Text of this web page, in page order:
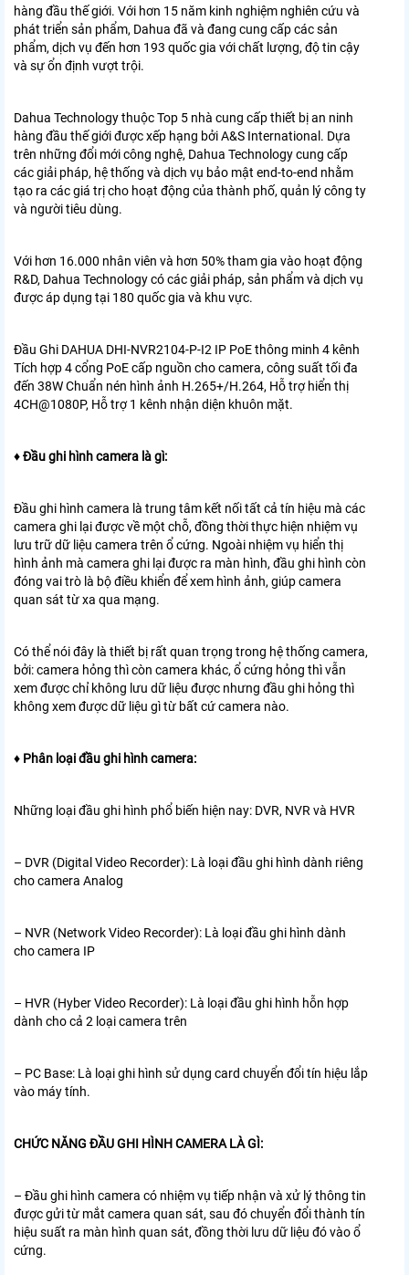
hàng đầu thế giới. Với hơn 15 năm kinh nghiệm nghiên cứu và
phát triển sản phẩm, Dahua đã và đang cung cấp các sản
phẩm, dịch vụ đến hơn 193 quốc gia với chất lượng, độ tin cậy
và sự ổn định vượt trội.
Dahua Technology thuộc Top 5 nhà cung cấp thiết bị an ninh
hàng đầu thế giới được xếp hạng bởi A&S International. Dựa
trên những đổi mới công nghệ, Dahua Technology cung cấp
các giải pháp, hệ thống và dịch vụ bảo mật end-to-end nhằm
tạo ra các giá trị cho hoạt động của thành phố, quản lý công ty
và người tiêu dùng.
Với hơn 16.000 nhân viên và hơn 50% tham gia vào hoạt động
R&D, Dahua Technology có các giải pháp, sản phẩm và dịch vụ
được áp dụng tại 180 quốc gia và khu vực.
Đầu Ghi DAHUA DHI-NVR2104-P-I2 IP PoE thông minh 4 kênh
Tích hợp 4 cổng PoE cấp nguồn cho camera, công suất tối đa
đến 38W Chuẩn nén hình ảnh H.265+/H.264, Hỗ trợ hiển thị
4CH@1080P, Hỗ trợ 1 kênh nhận diện khuôn mặt.
♦ Đầu ghi hình camera là gì:
Đầu ghi hình camera là trung tâm kết nối tất cả tín hiệu mà các
camera ghi lại được về một chỗ, đồng thời thực hiện nhiệm vụ
lưu trữ dữ liệu camera trên ổ cứng. Ngoài nhiệm vụ hiển thị
hình ảnh mà camera ghi lại được ra màn hình, đầu ghi hình còn
đóng vai trò là bộ điều khiển để xem hình ảnh, giúp camera
quan sát từ xa qua mạng.
Có thể nói đây là thiết bị rất quan trọng trong hệ thống camera,
bởi: camera hỏng thì còn camera khác, ổ cứng hỏng thì vẫn
xem được chỉ không lưu dữ liệu được nhưng đầu ghi hỏng thì
không xem được dữ liệu gì từ bất cứ camera nào.
♦ Phân loại đầu ghi hình camera:
Những loại đầu ghi hình phổ biến hiện nay: DVR, NVR và HVR
– DVR (Digital Video Recorder): Là loại đầu ghi hình dành riêng
cho camera Analog
– NVR (Network Video Recorder): Là loại đầu ghi hình dành
cho camera IP
– HVR (Hyber Video Recorder): Là loại đầu ghi hình hỗn hợp
dành cho cả 2 loại camera trên
– PC Base: Là loại ghi hình sử dụng card chuyển đổi tín hiệu lắp
vào máy tính.
CHỨC NĂNG ĐẦU GHI HÌNH CAMERA LÀ GÌ:
– Đầu ghi hình camera có nhiệm vụ tiếp nhận và xử lý thông tin
được gửi từ mắt camera quan sát, sau đó chuyển đổi thành tín
hiệu suất ra màn hình quan sát, đồng thời lưu dữ liệu đó vào ổ
cứng.